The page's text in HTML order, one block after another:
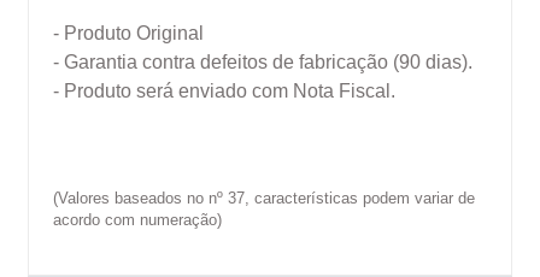
- Produto Original
- Garantia contra defeitos de fabricação (90 dias).
- Produto será enviado com Nota Fiscal.
(Valores baseados no nº 37, características podem variar de
acordo com numeração)